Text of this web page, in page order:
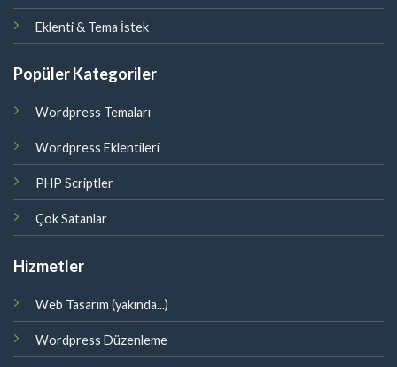
Eklenti & Tema İstek
Popüler Kategoriler
Wordpress Temaları
Wordpress Eklentileri
PHP Scriptler
Çok Satanlar
Hizmetler
Web Tasarım (yakında...)
Wordpress Düzenleme